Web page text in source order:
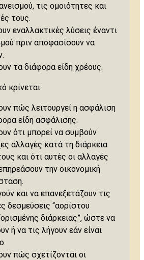
τις ομοιότητες και
τους.
εναλλακτικές λύσεις έναντι
πριν αποφασίσουν να
τα διάφορα είδη χρέους.
κρίνεται:
πώς λειτουργεί η ασφάλιση
είδη ασφάλισης.
ότι μπορεί να συμβούν
αλλαγές κατά τη διάρκεια
και ότι αυτές οι αλλαγές
την οικονομική
και να επανεξετάζουν τις
δεσμεύσεις “αορίστου
διάρκειας”, ώστε να
ή να τις λήγουν εάν είναι
πώς σχετίζονται οι